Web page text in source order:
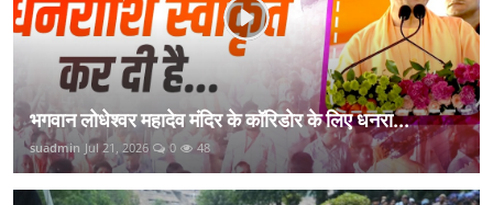
भगवान लोधेश्वर महादेव मंदिर के कॉरिडोर के लिए धनरा...
suadmin Jul 21, 2026 0 48